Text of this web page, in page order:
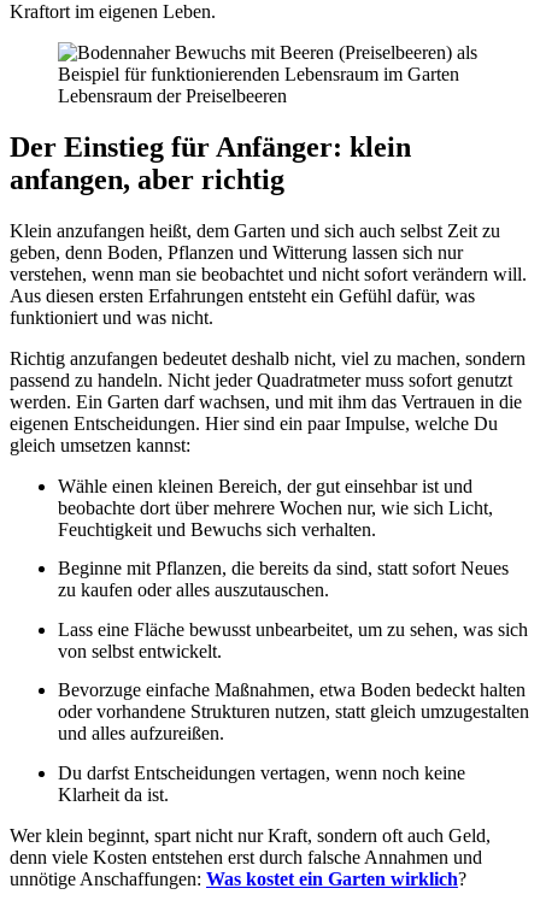
Kraftort im eigenen Leben.
Lebensraum der Preiselbeeren
Der Einstieg für Anfänger: klein
anfangen, aber richtig
Klein anzufangen heißt, dem Garten und sich auch selbst Zeit zu
geben, denn Boden, Pflanzen und Witterung lassen sich nur
verstehen, wenn man sie beobachtet und nicht sofort verändern will.
Aus diesen ersten Erfahrungen entsteht ein Gefühl dafür, was
funktioniert und was nicht.
Richtig anzufangen bedeutet deshalb nicht, viel zu machen, sondern
passend zu handeln. Nicht jeder Quadratmeter muss sofort genutzt
werden. Ein Garten darf wachsen, und mit ihm das Vertrauen in die
eigenen Entscheidungen. Hier sind ein paar Impulse, welche Du
gleich umsetzen kannst:
Wähle einen kleinen Bereich, der gut einsehbar ist und
beobachte dort über mehrere Wochen nur, wie sich Licht,
Feuchtigkeit und Bewuchs sich verhalten.
Beginne mit Pflanzen, die bereits da sind, statt sofort Neues
zu kaufen oder alles auszutauschen.
Lass eine Fläche bewusst unbearbeitet, um zu sehen, was sich
von selbst entwickelt.
Bevorzuge einfache Maßnahmen, etwa Boden bedeckt halten
oder vorhandene Strukturen nutzen, statt gleich umzugestalten
und alles aufzureißen.
Du darfst Entscheidungen vertagen, wenn noch keine
Klarheit da ist.
Wer klein beginnt, spart nicht nur Kraft, sondern oft auch Geld,
denn viele Kosten entstehen erst durch falsche Annahmen und
unnötige Anschaffungen: Was kostet ein Garten wirklich?